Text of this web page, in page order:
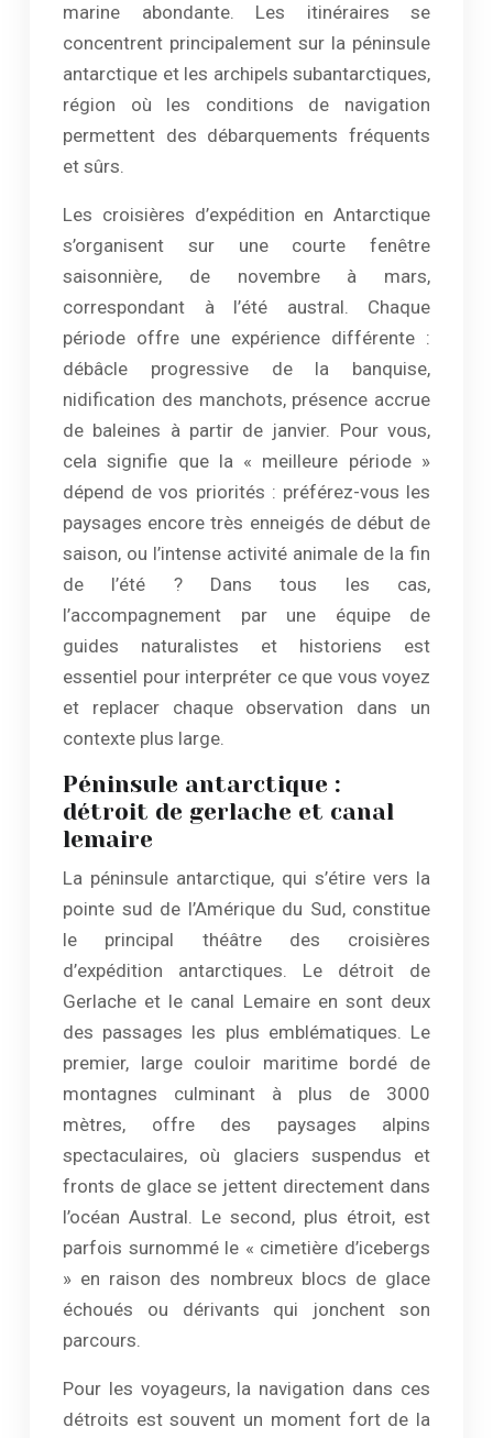
marine abondante. Les itinéraires se
concentrent principalement sur la péninsule
antarctique et les archipels subantarctiques,
région où les conditions de navigation
permettent des débarquements fréquents
et sûrs.
Les croisières d’expédition en Antarctique
s’organisent sur une courte fenêtre
saisonnière, de novembre à mars,
correspondant à l’été austral. Chaque
période offre une expérience différente :
débâcle progressive de la banquise,
nidification des manchots, présence accrue
de baleines à partir de janvier. Pour vous,
cela signifie que la « meilleure période »
dépend de vos priorités : préférez-vous les
paysages encore très enneigés de début de
saison, ou l’intense activité animale de la fin
de l’été ? Dans tous les cas,
l’accompagnement par une équipe de
guides naturalistes et historiens est
essentiel pour interpréter ce que vous voyez
et replacer chaque observation dans un
contexte plus large.
Péninsule antarctique :
détroit de gerlache et canal
lemaire
La péninsule antarctique, qui s’étire vers la
pointe sud de l’Amérique du Sud, constitue
le principal théâtre des croisières
d’expédition antarctiques. Le détroit de
Gerlache et le canal Lemaire en sont deux
des passages les plus emblématiques. Le
premier, large couloir maritime bordé de
montagnes culminant à plus de 3000
mètres, offre des paysages alpins
spectaculaires, où glaciers suspendus et
fronts de glace se jettent directement dans
l’océan Austral. Le second, plus étroit, est
parfois surnommé le « cimetière d’icebergs
» en raison des nombreux blocs de glace
échoués ou dérivants qui jonchent son
parcours.
Pour les voyageurs, la navigation dans ces
détroits est souvent un moment fort de la